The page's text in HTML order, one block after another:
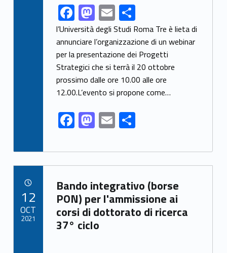
Link identifier share facebook archive #share-link-archive-57911F
ac
e
b
o
o
k
M
as
to
d
o
n
E
m
ai
l
S
h
ar
e
l’Università degli Studi Roma Tre è lieta di
annunciare l’organizzazione di un webinar
per la presentazione dei Progetti
Strategici che si terrà il 20 ottobre
prossimo dalle ore 10.00 alle ore
12.00.L’evento si propone come…
F
ac
e
b
o
o
k
M
as
to
d
o
n
E
m
ai
l
S
ar
e
Link identifier archive #link-archive-44451
Bando integrativo (borse
PON) per l'ammissione ai
corsi di dottorato di ricerca
37° ciclo
12
OCT
2021